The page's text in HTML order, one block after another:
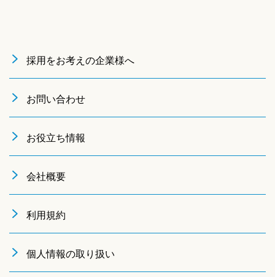
採用をお考えの企業様へ
お問い合わせ
お役立ち情報
会社概要
利用規約
個人情報の取り扱い